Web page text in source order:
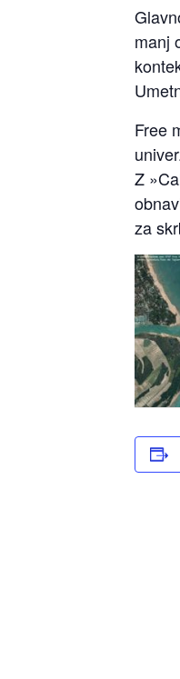
manj
Free
Z
za